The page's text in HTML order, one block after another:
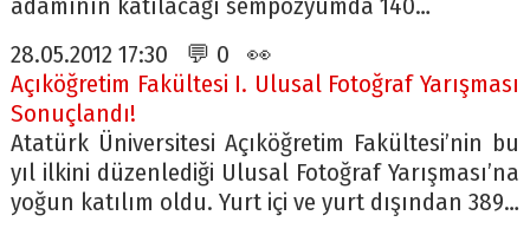
adamının katılacağı sempozyumda 140…
28.05.2012 17:30 💬 0 👀
Açıköğretim Fakültesi I. Ulusal Fotoğraf Yarışması
Sonuçlandı!
Atatürk Üniversitesi Açıköğretim Fakültesi’nin bu
yıl ilkini düzenlediği Ulusal Fotoğraf Yarışması’na
yoğun katılım oldu. Yurt içi ve yurt dışından 389…